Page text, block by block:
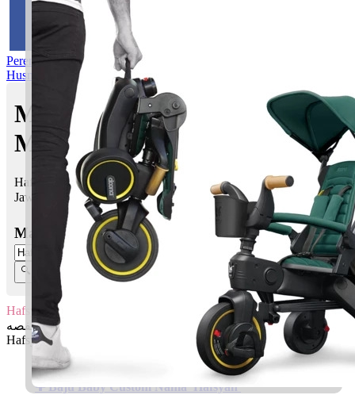
Perempuan Nama Pilihan Nama Gabungan
Husna
Mom's Club
Maksud nama Hafsyah |
Maksud Nama dalam Islam
Hafsyah bermaksud Nama isteri Rasulullah SAW
Jawi:
حفصه
Masukkan Nama:
Hafsyah
حفصه
Hafsyah: Nama isteri Rasulullah SAW
✚ Baju Baby Custom Nama 'Hafsyah'